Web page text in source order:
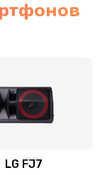
LG FJ7